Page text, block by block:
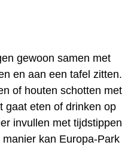
gewoon samen met
en aan een tafel zitten.
of houten schotten met
gaat eten of drinken op
invullen met tijdstippen
kan Europa-Park